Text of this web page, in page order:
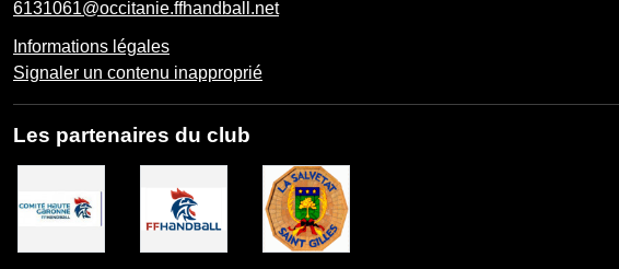
6131061@occitanie.ffhandball.net
Informations légales
Signaler un contenu inapproprié
Les partenaires du club